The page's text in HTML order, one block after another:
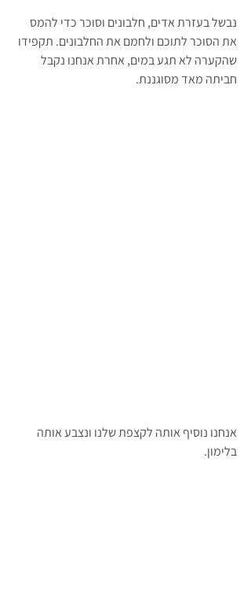
נבשל בעזרת אדים, חלבונים וסוכר כדי להמס
את הסוכר לתוכם ולחמם את החלבונים. תקפידו
שהקערה לא תגע במים, אחרת אנחנו נקבל
חביתה מאד מסוגננת.
אנחנו נוסיף אותה לקצפת שלנו ונצבע אותה
בלימון.